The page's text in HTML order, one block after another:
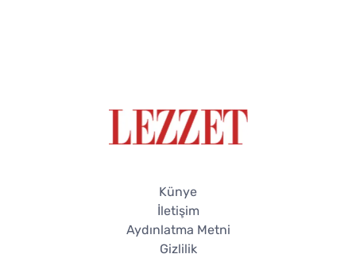
Künye
İletişim
Aydınlatma Metni
Gizlilik